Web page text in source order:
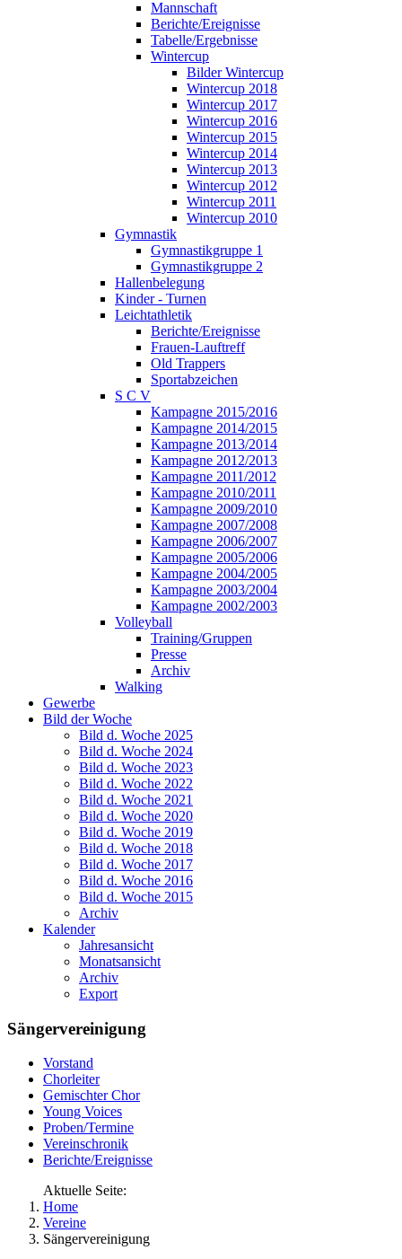
Mannschaft
Berichte/Ereignisse
Tabelle/Ergebnisse
Wintercup
Bilder Wintercup
Wintercup 2018
Wintercup 2017
Wintercup 2016
Wintercup 2015
Wintercup 2014
Wintercup 2013
Wintercup 2012
Wintercup 2011
Wintercup 2010
Gymnastik
Gymnastikgruppe 1
Gymnastikgruppe 2
Hallenbelegung
Kinder - Turnen
Leichtathletik
Berichte/Ereignisse
Frauen-Lauftreff
Old Trappers
Sportabzeichen
S C V
Kampagne 2015/2016
Kampagne 2014/2015
Kampagne 2013/2014
Kampagne 2012/2013
Kampagne 2011/2012
Kampagne 2010/2011
Kampagne 2009/2010
Kampagne 2007/2008
Kampagne 2006/2007
Kampagne 2005/2006
Kampagne 2004/2005
Kampagne 2003/2004
Kampagne 2002/2003
Volleyball
Training/Gruppen
Presse
Archiv
Walking
Gewerbe
Bild der Woche
Bild d. Woche 2025
Bild d. Woche 2024
Bild d. Woche 2023
Bild d. Woche 2022
Bild d. Woche 2021
Bild d. Woche 2020
Bild d. Woche 2019
Bild d. Woche 2018
Bild d. Woche 2017
Bild d. Woche 2016
Bild d. Woche 2015
Archiv
Kalender
Jahresansicht
Monatsansicht
Archiv
Export
Sängervereinigung
Vorstand
Chorleiter
Gemischter Chor
Young Voices
Proben/Termine
Vereinschronik
Berichte/Ereignisse
Aktuelle Seite:
Home
Vereine
Sängervereinigung